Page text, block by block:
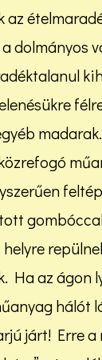
az
dolmányos
Ha az ágon
hálót
járt! Erre a